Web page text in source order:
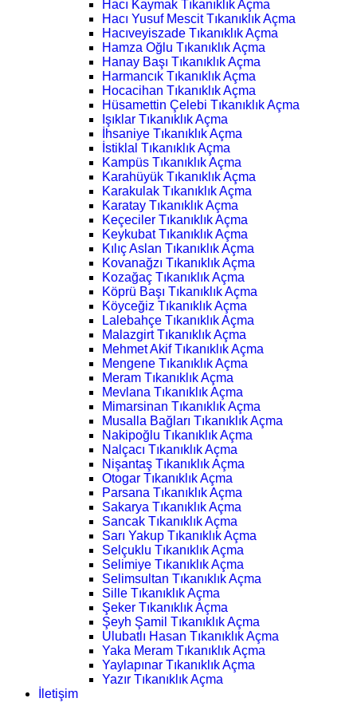
Hacı Kaymak Tıkanıklık Açma
Hacı Yusuf Mescit Tıkanıklık Açma
Hacıveyiszade Tıkanıklık Açma
Hamza Oğlu Tıkanıklık Açma
Hanay Başı Tıkanıklık Açma
Harmancık Tıkanıklık Açma
Hocacihan Tıkanıklık Açma
Hüsamettin Çelebi Tıkanıklık Açma
Işıklar Tıkanıklık Açma
İhsaniye Tıkanıklık Açma
İstiklal Tıkanıklık Açma
Kampüs Tıkanıklık Açma
Karahüyük Tıkanıklık Açma
Karakulak Tıkanıklık Açma
Karatay Tıkanıklık Açma
Keçeciler Tıkanıklık Açma
Keykubat Tıkanıklık Açma
Kılıç Aslan Tıkanıklık Açma
Kovanağzı Tıkanıklık Açma
Kozağaç Tıkanıklık Açma
Köprü Başı Tıkanıklık Açma
Köyceğiz Tıkanıklık Açma
Lalebahçe Tıkanıklık Açma
Malazgirt Tıkanıklık Açma
Mehmet Akif Tıkanıklık Açma
Mengene Tıkanıklık Açma
Meram Tıkanıklık Açma
Mevlana Tıkanıklık Açma
Mimarsinan Tıkanıklık Açma
Musalla Bağları Tıkanıklık Açma
Nakipoğlu Tıkanıklık Açma
Nalçacı Tıkanıklık Açma
Nişantaş Tıkanıklık Açma
Otogar Tıkanıklık Açma
Parsana Tıkanıklık Açma
Sakarya Tıkanıklık Açma
Sancak Tıkanıklık Açma
Sarı Yakup Tıkanıklık Açma
Selçuklu Tıkanıklık Açma
Selimiye Tıkanıklık Açma
Selimsultan Tıkanıklık Açma
Sille Tıkanıklık Açma
Şeker Tıkanıklık Açma
Şeyh Şamil Tıkanıklık Açma
Ulubatlı Hasan Tıkanıklık Açma
Yaka Meram Tıkanıklık Açma
Yaylapınar Tıkanıklık Açma
Yazır Tıkanıklık Açma
İletişim